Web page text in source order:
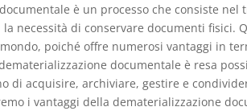
è un processo che consiste
necessità di conservare documenti fisici.
poiché offre numerosi vantaggi in
documentale è resa
di acquisire, archiviare, gestire e
i vantaggi della dematerializzazione